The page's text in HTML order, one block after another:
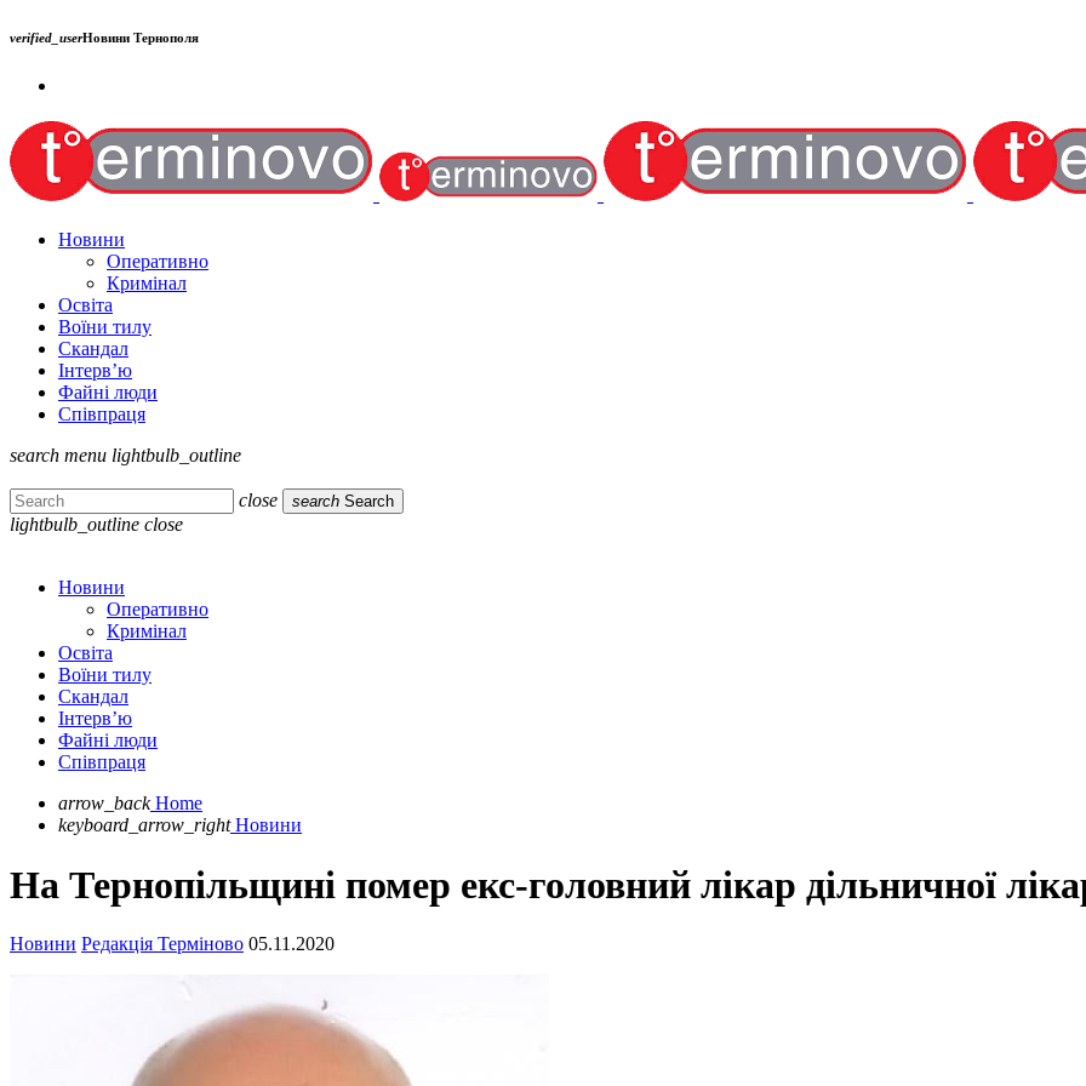
verified_userНовини Тернополя
Новини
Оперативно
Кримінал
Освіта
Воїни тилу
Скандал
Інтерв’ю
Файні люди
Співпраця
search menu lightbulb_outline
close search Search
lightbulb_outline close
Новини
Оперативно
Кримінал
Освіта
Воїни тилу
Скандал
Інтерв’ю
Файні люди
Співпраця
arrow_back Home
keyboard_arrow_right Новини
На Тернопільщині помер екс-головний лікар дільничної
Новини Редакція Терміново 05.11.2020